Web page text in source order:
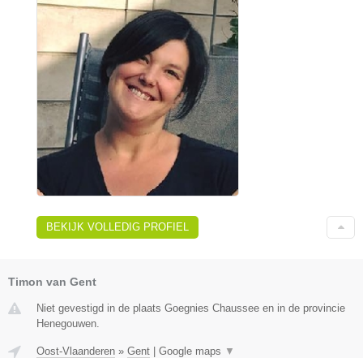
BEKIJK VOLLEDIG PROFIEL
Timon van Gent
Niet gevestigd in de plaats Goegnies Chaussee en in de provincie
Henegouwen.
Oost-Vlaanderen » Gent | Google maps ▼